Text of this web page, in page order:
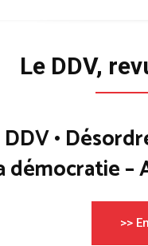
Le DDV,
DDV •
démocratie –
>>